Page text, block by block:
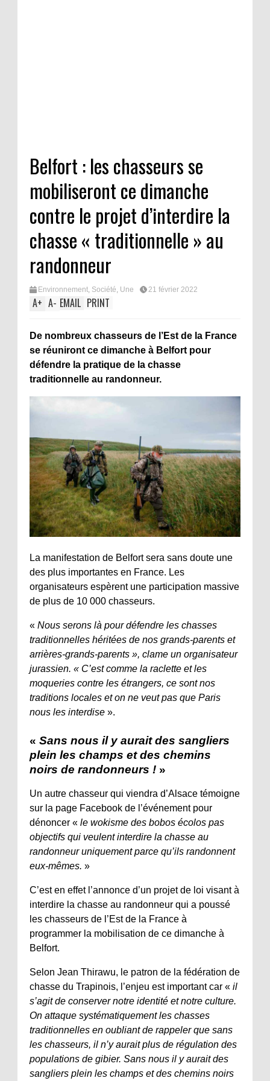
Belfort : les chasseurs se
mobiliseront ce dimanche
contre le projet d’interdire la
chasse « traditionnelle » au
randonneur
Environnement, Société, Une 21 février 2022
A+ A- EMAIL PRINT
De nombreux chasseurs de l’Est de la France
se réuniront ce dimanche à Belfort pour
défendre la pratique de la chasse
traditionnelle au randonneur.
La manifestation de Belfort sera sans doute une
des plus importantes en France. Les
organisateurs espèrent une participation massive
de plus de 10 000 chasseurs.
« Nous serons là pour défendre les chasses
traditionnelles héritées de nos grands-parents et
arrières-grands-parents », clame un organisateur
jurassien. « C’est comme la raclette et les
moqueries contre les étrangers, ce sont nos
traditions locales et on ne veut pas que Paris
nous les interdise ».
« Sans nous il y aurait des sangliers
plein les champs et des chemins
noirs de randonneurs ! »
Un autre chasseur qui viendra d’Alsace témoigne
sur la page Facebook de l’événement pour
dénoncer « le wokisme des bobos écolos pas
objectifs qui veulent interdire la chasse au
randonneur uniquement parce qu’ils randonnent
eux-mêmes. »
C’est en effet l’annonce d’un projet de loi visant à
interdire la chasse au randonneur qui a poussé
les chasseurs de l’Est de la France à
programmer la mobilisation de ce dimanche à
Belfort.
Selon Jean Thirawu, le patron de la fédération de
chasse du Trapinois, l’enjeu est important car « il
s’agit de conserver notre identité et notre culture.
On attaque systématiquement les chasses
traditionnelles en oubliant de rappeler que sans
les chasseurs, il n’y aurait plus de régulation des
populations de gibier. Sans nous il y aurait des
sangliers plein les champs et des chemins noirs